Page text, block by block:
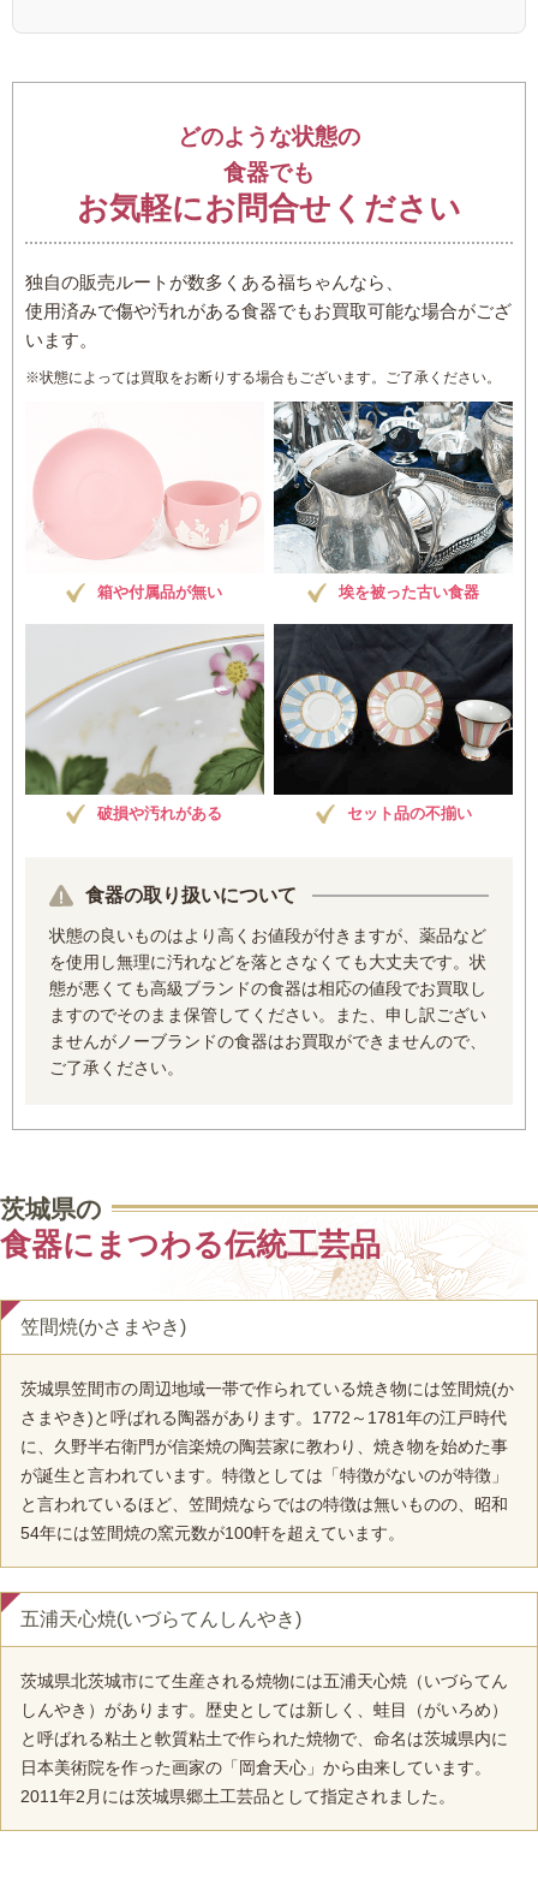
どのような状態の
食器でも
お気軽にお問合せください
独自の販売ルートが数多くある福ちゃんなら、
使用済みで傷や汚れがある食器でもお買取可能な場合がござ
います。
※状態によっては買取をお断りする場合もございます。ご了承ください。
箱や付属品が無い 埃を被った古い食器
破損や汚れがある セット品の不揃い
食器の取り扱いについて
状態の良いものはより高くお値段が付きますが、薬品など
を使用し無理に汚れなどを落とさなくても大丈夫です。状
態が悪くても高級ブランドの食器は相応の値段でお買取し
ますのでそのまま保管してください。また、申し訳ござい
ませんがノーブランドの食器はお買取ができませんので、
ご了承ください。
茨城県の
食器にまつわる伝統工芸品
笠間焼(かさまやき)
茨城県笠間市の周辺地域一帯で作られている焼き物には笠間焼(か
さまやき)と呼ばれる陶器があります。1772～1781年の江戸時代
に、久野半右衛門が信楽焼の陶芸家に教わり、焼き物を始めた事
が誕生と言われています。特徴としては「特徴がないのが特徴」
と言われているほど、笠間焼ならではの特徴は無いものの、昭和
54年には笠間焼の窯元数が100軒を超えています。
五浦天心焼(いづらてんしんやき)
茨城県北茨城市にて生産される焼物には五浦天心焼（いづらてん
しんやき）があります。歴史としては新しく、蛙目（がいろめ）
と呼ばれる粘土と軟質粘土で作られた焼物で、命名は茨城県内に
日本美術院を作った画家の「岡倉天心」から由来しています。
2011年2月には茨城県郷土工芸品として指定されました。